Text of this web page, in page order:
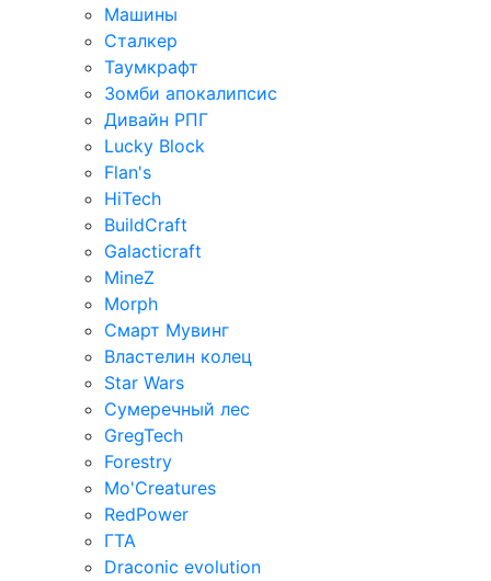
Машины
Сталкер
Таумкрафт
Зомби апокалипсис
Дивайн РПГ
Lucky Block
Flan's
HiTech
BuildCraft
Galacticraft
MineZ
Morph
Смарт Мувинг
Властелин колец
Star Wars
Сумеречный лес
GregTech
Forestry
Mo'Creatures
RedPower
ГТА
Draconic evolution